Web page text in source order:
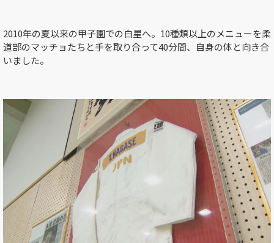
2010年の夏以来の甲子園での白星へ。 10種類以上のメニューを柔
道部のマッチョたちと手を取り合って40分間、自身の体と向き合
いました。